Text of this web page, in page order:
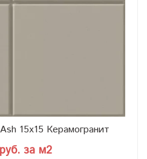
15x15 Керамогранит
за м2